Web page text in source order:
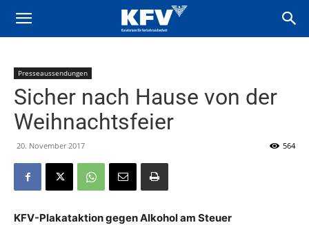
Presseaussendungen
Sicher nach Hause von der
Weihnachtsfeier
20. November 2017 564
KFV-Plakataktion gegen Alkohol am Steuer